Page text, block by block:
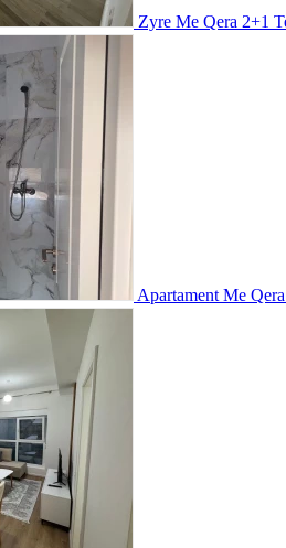
Zyre Me Qera 2+1
Apartament Me